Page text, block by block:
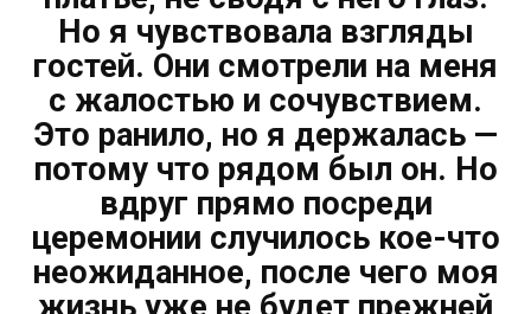
Но я чувствовала взгляды
гостей. Они смотрели на меня
с жалостью и сочувствием.
Это ранило, но я держалась —
потому что рядом был он. Но
вдруг прямо посреди
церемонии случилось кое-что
неожиданное, после чего моя